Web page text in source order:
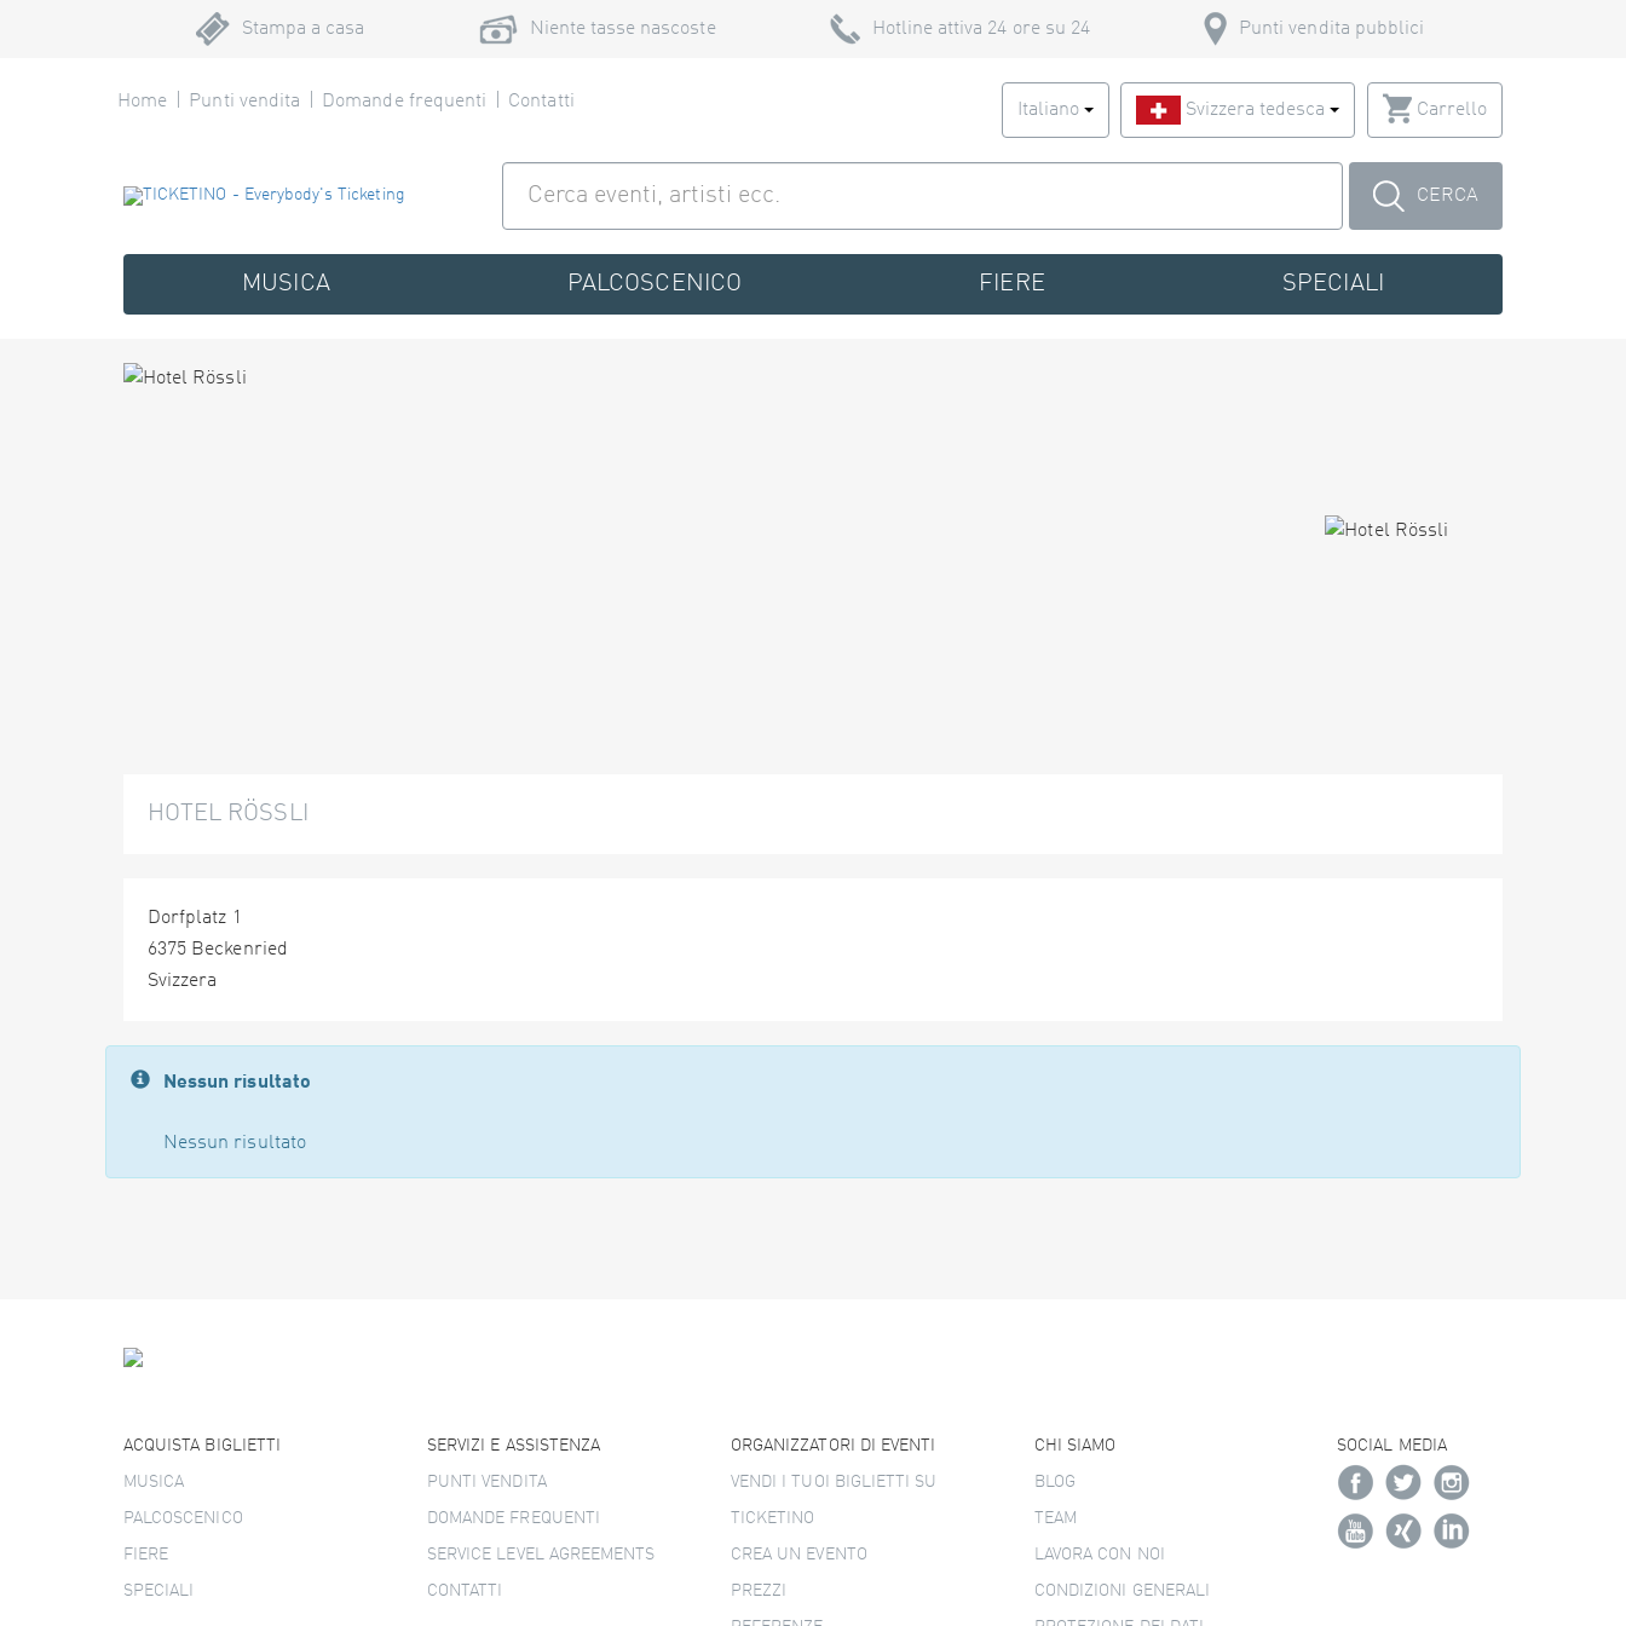
Stampa a casa Niente tasse nascoste Hotline attiva 24 ore su 24 Punti vendita pubblici
Home Punti vendita Domande frequenti Contatti Italiano Svizzera tedesca Carrello
CERCA
MUSICA PALCOSCENICO FIERE SPECIALI
HOTEL RÖSSLI
Dorfplatz 1
6375 Beckenried
Svizzera
Nessun risultato
Nessun risultato
ACQUISTA BIGLIETTI
MUSICA
PALCOSCENICO
FIERE
SPECIALI
SERVIZI E ASSISTENZA
PUNTI VENDITA
DOMANDE FREQUENTI
SERVICE LEVEL AGREEMENTS
CONTATTI
ORGANIZZATORI DI EVENTI
VENDI I TUOI BIGLIETTI SU
TICKETINO
CREA UN EVENTO
PREZZI
CHI SIAMO
BLOG
TEAM
LAVORA CON NOI
CONDIZIONI GENERALI
SOCIAL MEDIA